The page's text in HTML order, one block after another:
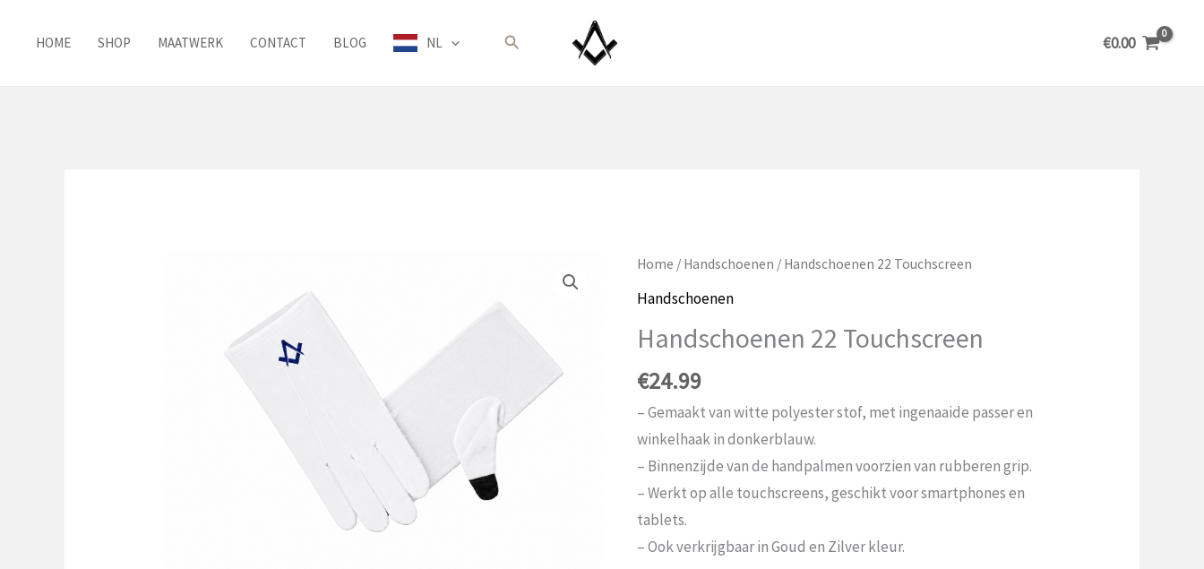
HOME SHOP MAATWERK CONTACT BLOG NL Zoeken €0.00
Home / Handschoenen / Handschoenen 22 Touchscreen
Handschoenen
Handschoenen 22 Touchscreen
€24.99
– Gemaakt van witte polyester stof, met ingenaaide passer en
winkelhaak in donkerblauw.
– Binnenzijde van de handpalmen voorzien van rubberen grip.
– Werkt op alle touchscreens, geschikt voor smartphones en
tablets.
– Ook verkrijgbaar in Goud en Zilver kleur.